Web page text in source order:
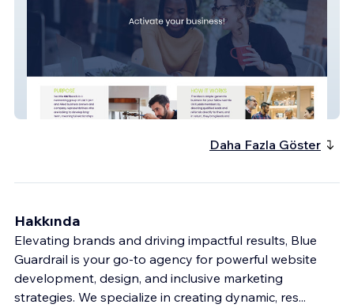
Seattle OUTLeads
Daha Fazla Göster
Hakkında
Elevating brands and driving impactful results, Blue
Guardrail is your go-to agency for powerful website
development, design, and inclusive marketing
strategies. We specialize in creating dynamic, res...